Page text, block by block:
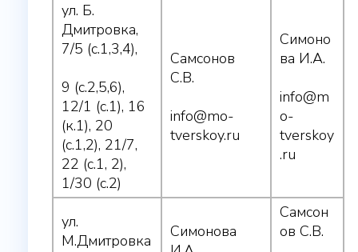
ул. Б.
Дмитровка,
7/5 (с.1,3,4),
9 (с.2,5,6),
12/1 (с.1), 16
(к.1), 20
(с.1,2), 21/7,
22 (с.1, 2),
1/30 (с.2)
Самсонов
С.В.
info@mo-
tverskoy.ru
Симоно
ва И.А.
info@m
o-
tverskoy
.ru
ул.
М.Дмитровка
Симонова
Самсон
ов С.В.